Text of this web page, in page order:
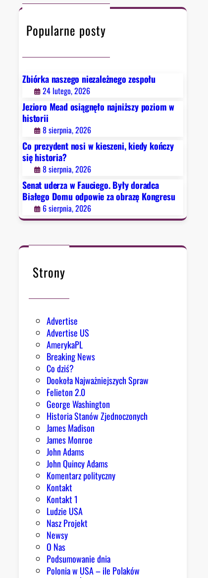
Popularne posty
Zbiórka naszego niezależnego zespołu
24 lutego, 2026
Jezioro Mead osiągnęło najniższy poziom w
historii
8 sierpnia, 2026
Co prezydent nosi w kieszeni, kiedy kończy
się historia?
8 sierpnia, 2026
Senat uderza w Fauciego. Były doradca
Białego Domu odpowie za obrazę Kongresu
6 sierpnia, 2026
Strony
Advertise
Advertise US
AmerykaPL
Breaking News
Co dziś?
Dookoła Najważniejszych Spraw
Felieton 2.0
George Washington
Historia Stanów Zjednoczonych
James Madison
James Monroe
John Adams
John Quincy Adams
Komentarz polityczny
Kontakt
Kontakt 1
Ludzie USA
Nasz Projekt
Newsy
O Nas
Podsumowanie dnia
Polonia w USA – ile Polaków